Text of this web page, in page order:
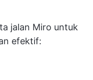
jalan Miro untuk
efektif: